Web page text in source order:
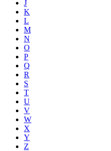
J
K
L
M
N
O
P
Q
R
S
T
U
V
W
X
Y
Z